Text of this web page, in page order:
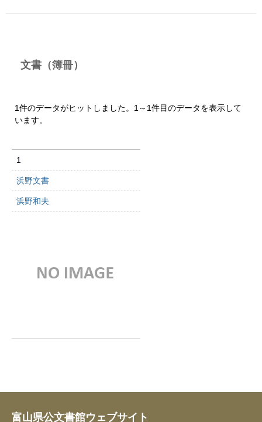
文書（簿冊）
1件のデータがヒットしました。1～1件目のデータを表示して
います。
1
浜野文書
浜野和夫
富山県公文書館ウェブサイト